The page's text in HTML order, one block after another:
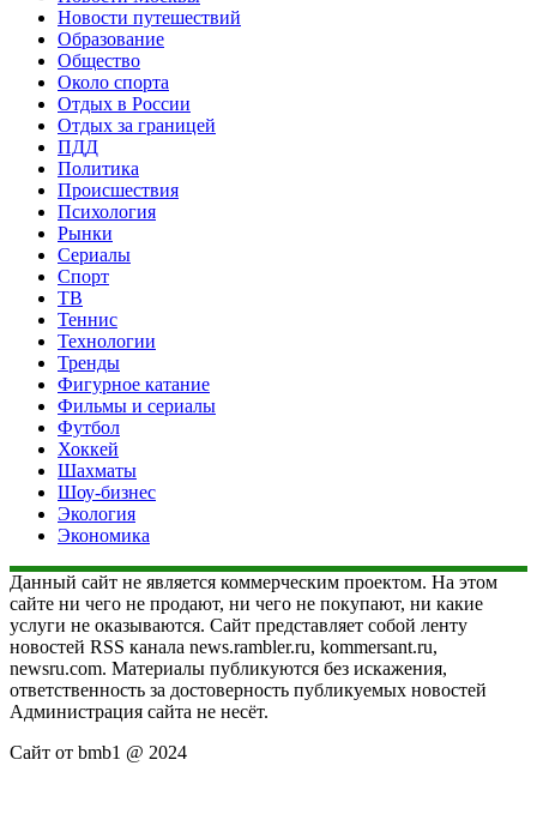
Новости путешествий
Образование
Общество
Около спорта
Отдых в России
Отдых за границей
ПДД
Политика
Происшествия
Психология
Рынки
Сериалы
Спорт
ТВ
Теннис
Технологии
Тренды
Фигурное катание
Фильмы и сериалы
Футбол
Хоккей
Шахматы
Шоу-бизнес
Экология
Экономика
Данный сайт не является коммерческим проектом. На этом
сайте ни чего не продают, ни чего не покупают, ни какие
услуги не оказываются. Сайт представляет собой ленту
новостей RSS канала news.rambler.ru, kommersant.ru,
newsru.com. Материалы публикуются без искажения,
ответственность за достоверность публикуемых новостей
Администрация сайта не несёт.
Сайт от bmb1 @ 2024